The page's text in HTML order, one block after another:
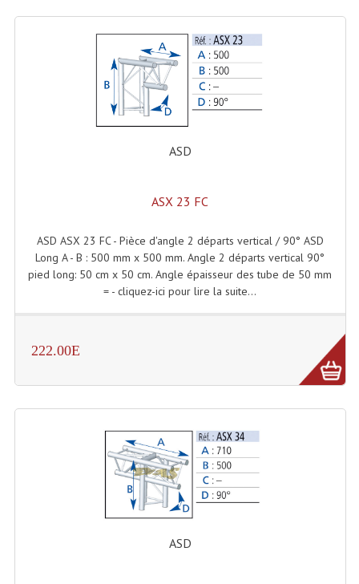
Projecteurs Théâtre Led
Projecteurs Traditionnels
Projecteurs Cycliodes
Projecteurs Poursuite
Rampe De Spots
Scanners
Câble Rallonge DMX512 MIDI
Câbles Module, Cables Audio
Câble Multi-Paires Audio
ASD
ASX 23 FC
ASD ASX 23 FC - Pièce d'angle 2 départs vertical / 90° ASD
Long A - B : 500 mm x 500 mm. Angle 2 départs vertical 90°
pied long: 50 cm x 50 cm. Angle épaisseur des tube de 50 mm
= - cliquez-ici pour lire la suite...
222.00E
ASD